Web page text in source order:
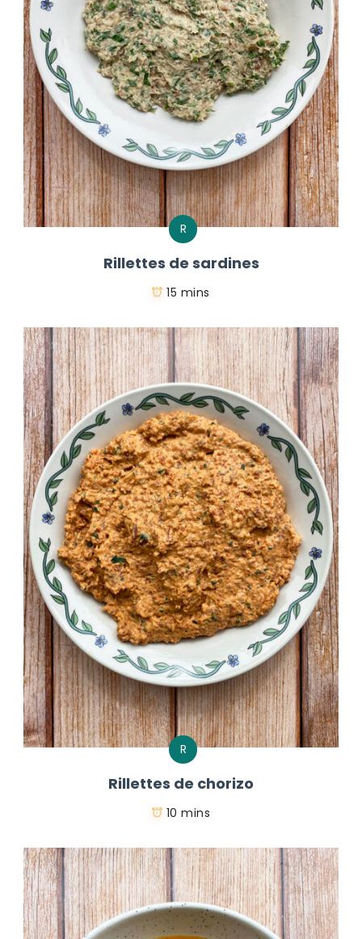
R
Rillettes de sardines
15 mins
R
Rillettes de chorizo
10 mins